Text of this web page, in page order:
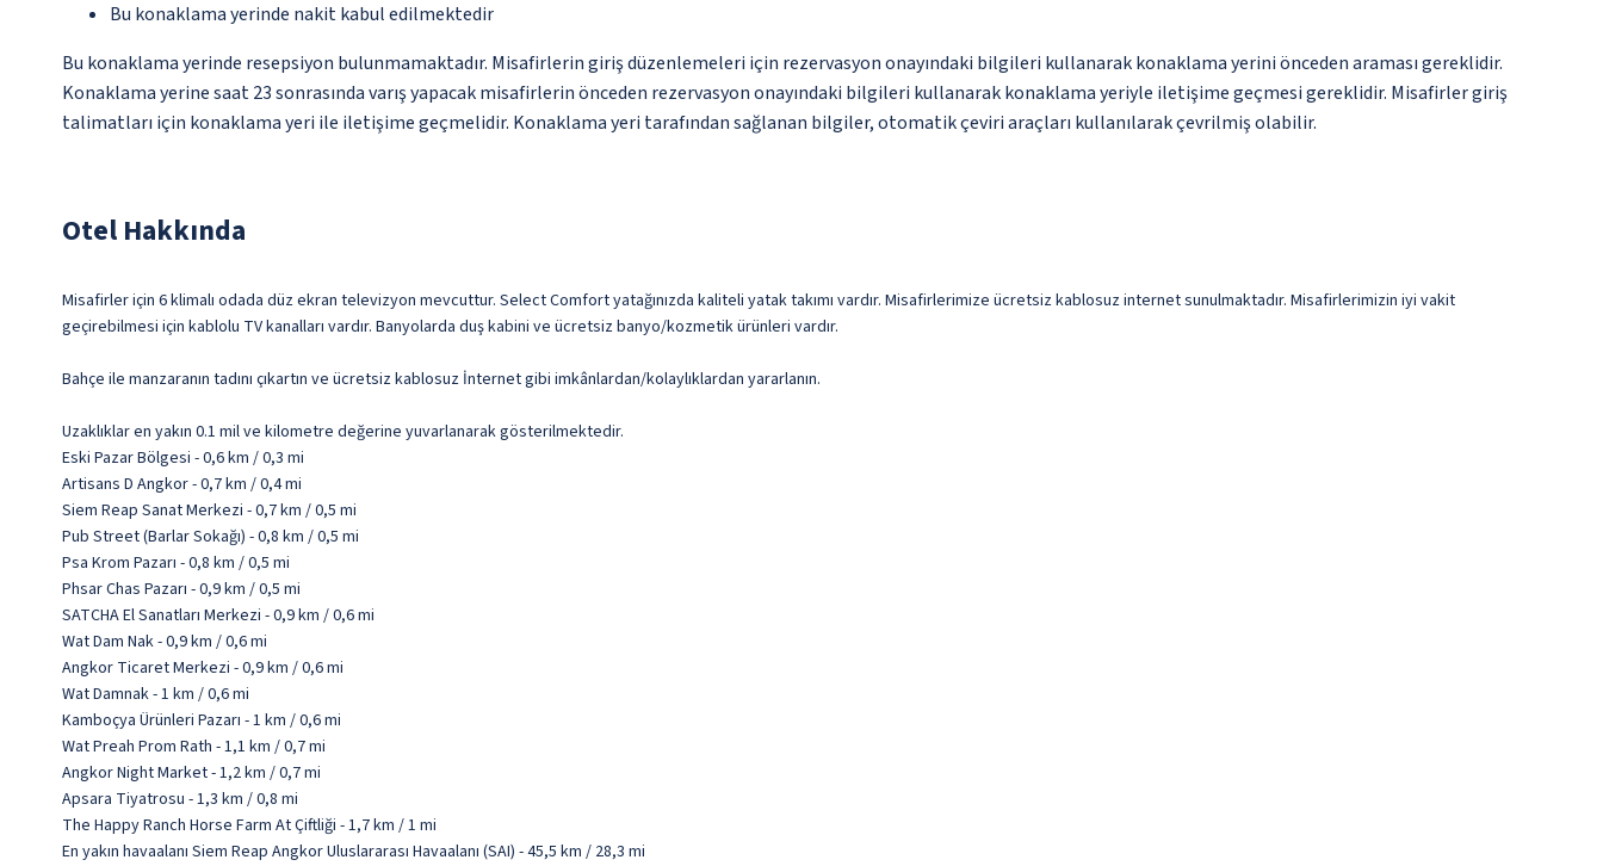
Bu konaklama yerinde nakit kabul edilmektedir
Bu konaklama yerinde resepsiyon bulunmamaktadır. Misafirlerin giriş düzenlemeleri için rezervasyon onayındaki bilgileri kullanarak konaklama yerini önceden araması gereklidir.
Konaklama yerine saat 23 sonrasında varış yapacak misafirlerin önceden rezervasyon onayındaki bilgileri kullanarak konaklama yeriyle iletişime geçmesi gereklidir. Misafirler giriş
talimatları için konaklama yeri ile iletişime geçmelidir. Konaklama yeri tarafından sağlanan bilgiler, otomatik çeviri araçları kullanılarak çevrilmiş olabilir.
Otel Hakkında
Misafirler için 6 klimalı odada düz ekran televizyon mevcuttur. Select Comfort yatağınızda kaliteli yatak takımı vardır. Misafirlerimize ücretsiz kablosuz internet sunulmaktadır. Misafirlerimizin iyi vakit
geçirebilmesi için kablolu TV kanalları vardır. Banyolarda duş kabini ve ücretsiz banyo/kozmetik ürünleri vardır.
Bahçe ile manzaranın tadını çıkartın ve ücretsiz kablosuz İnternet gibi imkânlardan/kolaylıklardan yararlanın.
Uzaklıklar en yakın 0.1 mil ve kilometre değerine yuvarlanarak gösterilmektedir.
Eski Pazar Bölgesi - 0,6 km / 0,3 mi
Artisans D Angkor - 0,7 km / 0,4 mi
Siem Reap Sanat Merkezi - 0,7 km / 0,5 mi
Pub Street (Barlar Sokağı) - 0,8 km / 0,5 mi
Psa Krom Pazarı - 0,8 km / 0,5 mi
Phsar Chas Pazarı - 0,9 km / 0,5 mi
SATCHA El Sanatları Merkezi - 0,9 km / 0,6 mi
Wat Dam Nak - 0,9 km / 0,6 mi
Angkor Ticaret Merkezi - 0,9 km / 0,6 mi
Wat Damnak - 1 km / 0,6 mi
Kamboçya Ürünleri Pazarı - 1 km / 0,6 mi
Wat Preah Prom Rath - 1,1 km / 0,7 mi
Angkor Night Market - 1,2 km / 0,7 mi
Apsara Tiyatrosu - 1,3 km / 0,8 mi
The Happy Ranch Horse Farm At Çiftliği - 1,7 km / 1 mi
En yakın havaalanı Siem Reap Angkor Uluslararası Havaalanı (SAI) - 45,5 km / 28,3 mi